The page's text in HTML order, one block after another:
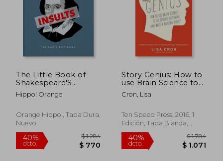
The Little Book of
Shakespeare'S
Insults: Biting Barbs
and Poisonous Put-
Hippo! Orange
Orange Hippo!, Tapa Dura,
Nuevo
Story Genius: How to
use Brain Science to
go Beyond Outlining
and Write a Riveting
Waste Three Years
Writing 327 Pages
(en Inglés)
Cron, Lisa
Ten Speed Press, 2016, 1
Edición, Tapa Blanda,
Nuevo